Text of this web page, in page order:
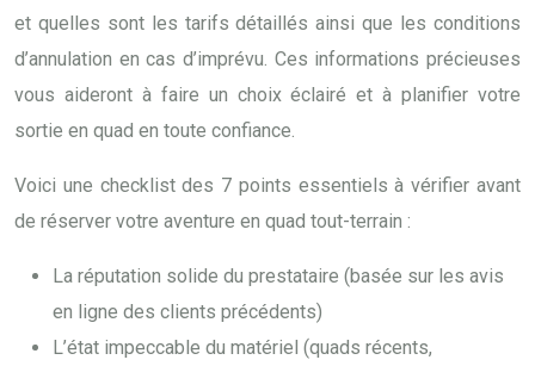
et quelles sont les tarifs détaillés ainsi que les conditions
d’annulation en cas d’imprévu. Ces informations précieuses
vous aideront à faire un choix éclairé et à planifier votre
sortie en quad en toute confiance.
Voici une checklist des 7 points essentiels à vérifier avant
de réserver votre aventure en quad tout-terrain :
La réputation solide du prestataire (basée sur les avis
en ligne des clients précédents)
L’état impeccable du matériel (quads récents,